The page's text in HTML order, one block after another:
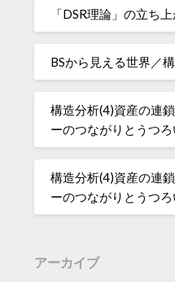
「DSR理論」の立ち上
BSから見える世界／
構造分析(4)資産の連
ーのつながりとうつろ
構造分析(4)資産の連
ーのつながりとうつろ
アーカイブ